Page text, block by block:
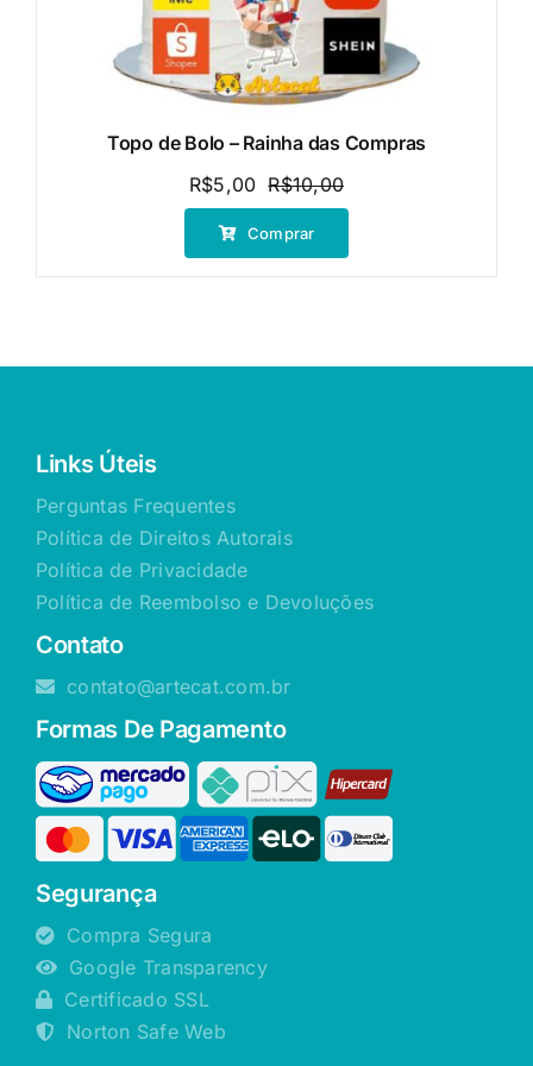
Topo de Bolo – Rainha das Compras
R$10,00O
preço
era:
R$5,00
O
preço
é:
Comprar
Links Úteis
Perguntas Frequentes
Política de Direitos Autorais
Política de Privacidade
Política de Reembolso e Devoluções
Contato
contato@artecat.com.br
Formas De Pagamento
Segurança
Compra Segura
Google Transparency
Certificado SSL
Norton Safe Web